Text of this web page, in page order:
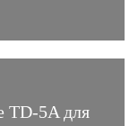
TD-5A для